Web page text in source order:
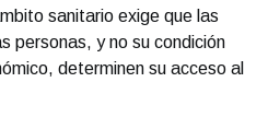
sanitario exige que las
personas, y no su condición
determinen su acceso al